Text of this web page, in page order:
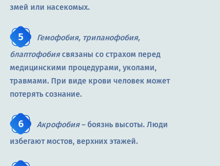
змей или насекомых.
Гемофобия, трипанофобия,
блаптофобиясвязаны со страхом перед
медицинскими процедурами, уколами,
травмами. При виде крови человек может
потерять сознание.
Акрофобия– боязнь высоты. Люди
избегают мостов, верхних этажей.